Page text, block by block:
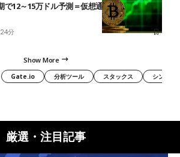
で12～15万ドル予測＝仮想通貨インフルエン
分
Show More
Gate.io 分析ツール スタックス シンボル
厳選・注目記事